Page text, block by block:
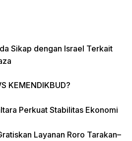
Sikap dengan Israel Terkait
KEMENDIKBUD?
Perkuat Stabilitas Ekonomi
Layanan Roro Tarakan–